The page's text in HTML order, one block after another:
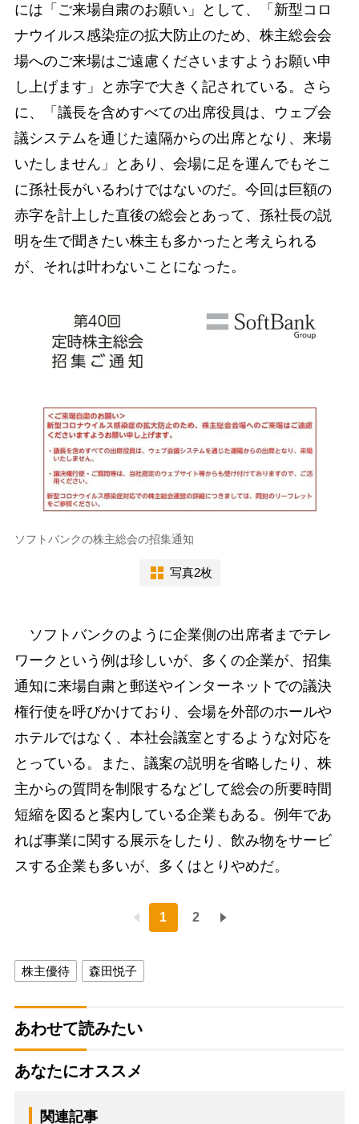
には「ご来場自粛のお願い」として、「新型コロ
ナウイルス感染症の拡大防止のため、株主総会会
場へのご来場はご遠慮くださいますようお願い申
し上げます」と赤字で大きく記されている。さら
に、「議長を含めすべての出席役員は、ウェブ会
議システムを通じた遠隔からの出席となり、来場
いたしません」とあり、会場に足を運んでもそこ
に孫社長がいるわけではないのだ。今回は巨額の
赤字を計上した直後の総会とあって、孫社長の説
明を生で聞きたい株主も多かったと考えられる
が、それは叶わないことになった。
ソフトバンクの株主総会の招集通知
写真2枚
ソフトバンクのように企業側の出席者までテレ
ワークという例は珍しいが、多くの企業が、招集
通知に来場自粛と郵送やインターネットでの議決
権行使を呼びかけており、会場を外部のホールや
ホテルではなく、本社会議室とするような対応を
とっている。また、議案の説明を省略したり、株
主からの質問を制限するなどして総会の所要時間
短縮を図ると案内している企業もある。例年であ
れば事業に関する展示をしたり、飲み物をサービ
スする企業も多いが、多くはとりやめだ。
1 2
株主優待 森田悦子
あわせて読みたい
あなたにオススメ
関連記事